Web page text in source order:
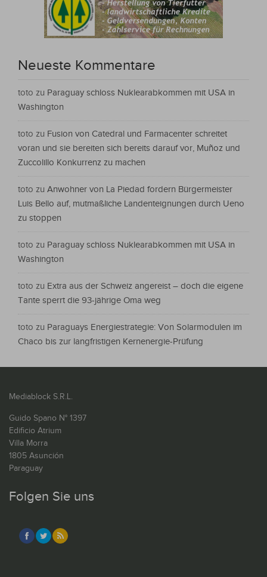
Neueste Kommentare
toto zu Paraguay schloss Nuklearabkommen mit USA in
Washington
toto zu Fusion von Catedral und Farmacenter schreitet
voran und sie bereiten sich bereits darauf vor, Muñoz und
Zuccolillo Konkurrenz zu machen
toto zu Anwohner von La Piedad fordern Bürgermeister
Luis Bello auf, mutmaßliche Landenteignungen durch Ueno
zu stoppen
toto zu Paraguay schloss Nuklearabkommen mit USA in
Washington
toto zu Extra aus der Schweiz angereist – doch die eigene
Tante sperrt die 93-jährige Oma weg
toto zu Paraguays Energiestrategie: Von Solarmodulen im
Chaco bis zur langfristigen Kernenergie-Prüfung
Mediablock S.R.L.
Guido Spano N° 1397
Edificio Atrium
Villa Morra
1805 Asunción
Paraguay
Folgen Sie uns